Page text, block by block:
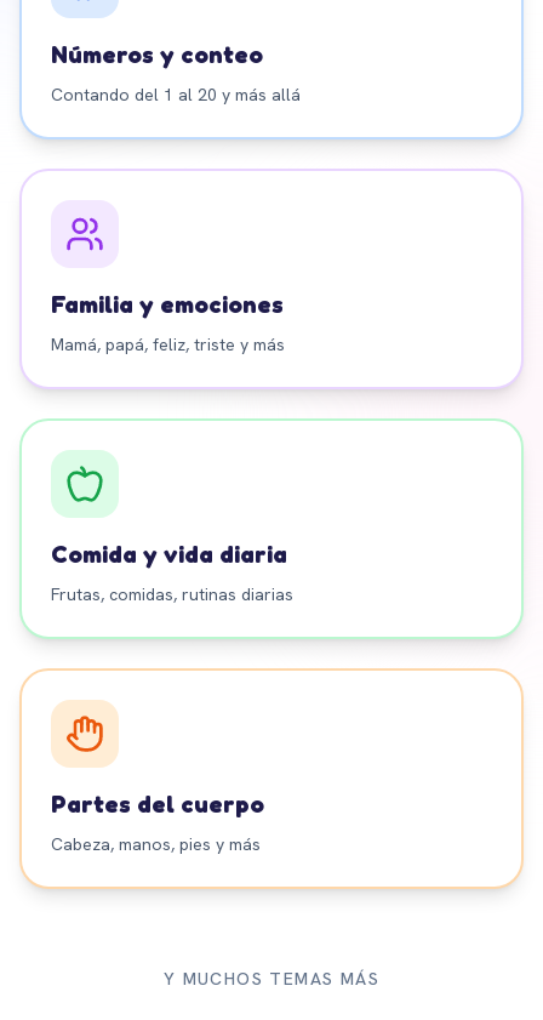
Números y conteo
Contando del 1 al 20 y más allá
Familia y emociones
Mamá, papá, feliz, triste y más
Comida y vida diaria
Frutas, comidas, rutinas diarias
Partes del cuerpo
Cabeza, manos, pies y más
Y MUCHOS TEMAS MÁS